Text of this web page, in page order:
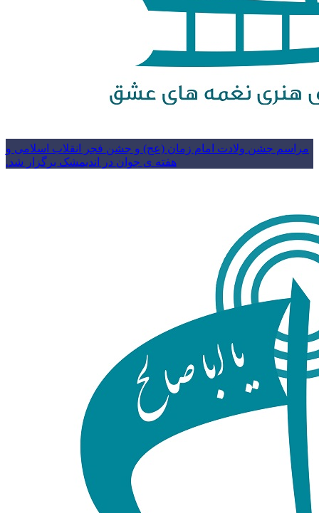
مراسم جشن ولادت امام زمان (عج) و جشن فجر انقلاب اسلامی و
هفته ی جوان در اندیمشک برگزار شد.